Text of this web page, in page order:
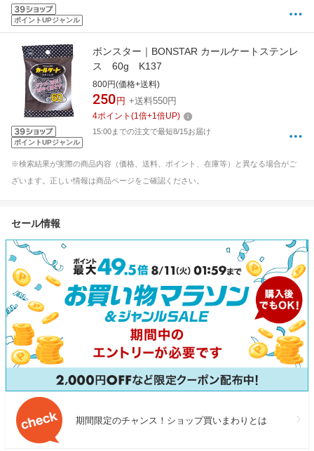
ポイントUPジャンル
ポイントUPジャンル
ボンスター｜BONSTAR カールケートステンレ
ス 60g K137
800円(価格+送料)
250 円 +送料550円
4ポイント (1倍+1倍UP)
15:00までの注文で最短8/15お届け
※検索結果が実際の商品内容（価格、送料、ポイント、在庫等）と異なる場合がご
ざいます。正しい情報は商品ページをご確認ください。
セール情報
期間限定のチャンス！ショップ買いまわりとは